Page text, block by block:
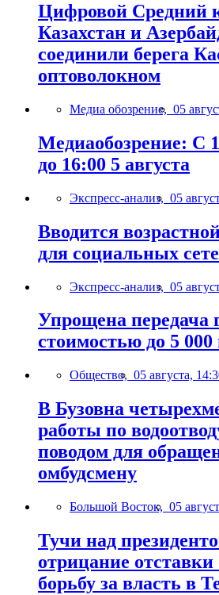
Цифровой Средний
Казахстан и
соединили берега
оптоволокном
Медиа обозрение, 05
Медиаобозрение: С
до 16:00 5 августа
Экспресс-анализ, 05
Вводится
для социальных
Экспресс-анализ, 05
Упрощена передача
стоимостью до 5 000
Общество, 05 августа,
В Бузовна
работы по
поводом для
омбудсмену
Большой Восток, 05
Тучи над
отрицание
борьбу за власть в